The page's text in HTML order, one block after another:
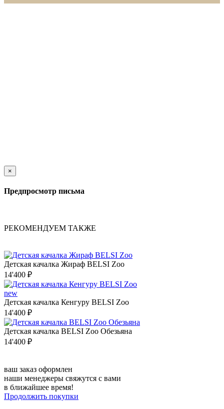
×
Предпросмотр письма
РЕКОМЕНДУЕМ ТАКЖЕ
Детская качалка Жираф BELSI Zoo
14'400 ₽
new
Детская качалка Кенгуру BELSI Zoo
14'400 ₽
Детская качалка BELSI Zoo Обезьяна
14'400 ₽
ваш заказ оформлен
наши менеджеры свяжутся с вами
в ближайшее время!
Продолжить покупки